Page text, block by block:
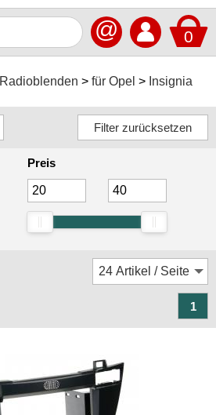
0
@
Radioblenden für Opel Insignia
Preis
1